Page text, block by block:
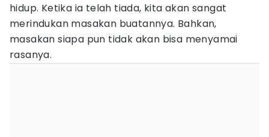
hidup. Ketika ia telah tiada, kita akan sangat
merindukan masakan buatannya. Bahkan,
masakan siapa pun tidak akan bisa menyamai
rasanya.